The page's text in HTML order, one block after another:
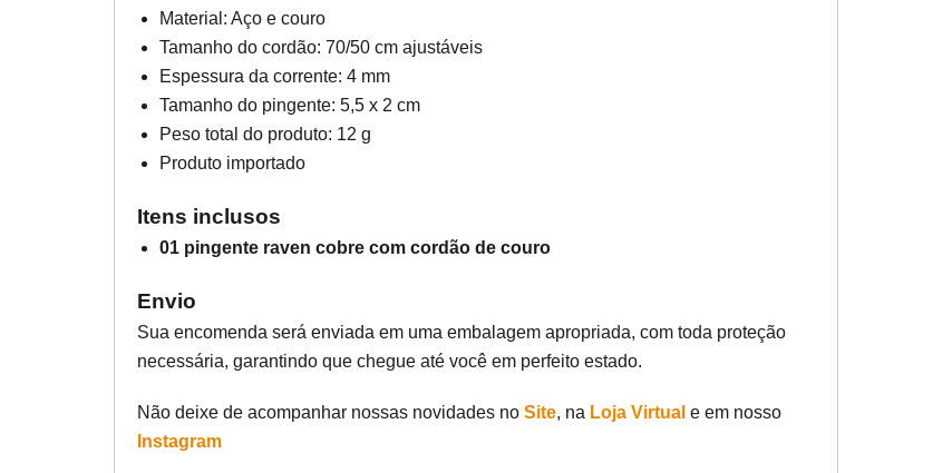
Material: Aço e couro
Tamanho do cordão: 70/50 cm ajustáveis
Espessura da corrente: 4 mm
Tamanho do pingente: 5,5 x 2 cm
Peso total do produto: 12 g
Produto importado
Itens inclusos
01 pingente raven cobre com cordão de couro
Envio
Sua encomenda será enviada em uma embalagem apropriada, com toda proteção
necessária, garantindo que chegue até você em perfeito estado.
Não deixe de acompanhar nossas novidades no Site, na Loja Virtual e em nosso
Instagram